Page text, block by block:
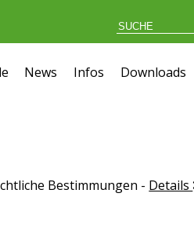
News Infos Downloads
Bestimmungen - Details